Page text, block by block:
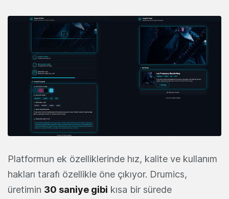
Platformun ek özelliklerinde hız, kalite ve kullanım
hakları tarafı özellikle öne çıkıyor. Drumics,
üretimin 30 saniye gibi kısa bir sürede